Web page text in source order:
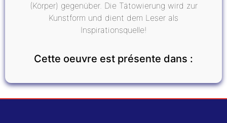
(Körper) gegenüber. Die Tätowierung wird zur
Kunstform und dient dem Leser als
Inspirationsquelle!
Cette oeuvre est présente dans :